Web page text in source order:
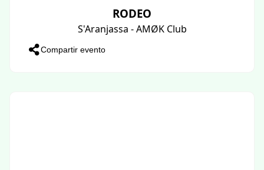
RODEO
S'Aranjassa - AMØK Club
Compartir evento